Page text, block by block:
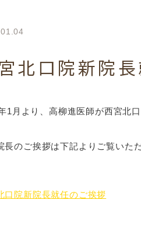
北口院新院
1月より、高柳進医師が西宮北
長のご挨拶は下記よりご覧いた
口院新院長就任のご挨拶